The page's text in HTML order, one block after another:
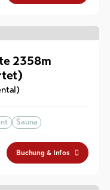
2358m
Sauna
Buchung & Infos